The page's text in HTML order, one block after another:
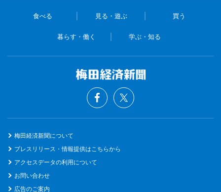
食べる 見る・遊ぶ 買う
暮らす・働く 学ぶ・知る
梅田経済新聞について
プレスリリース・情報提供はこちらから
アクセスデータの利用について
お問い合わせ
広告のご案内